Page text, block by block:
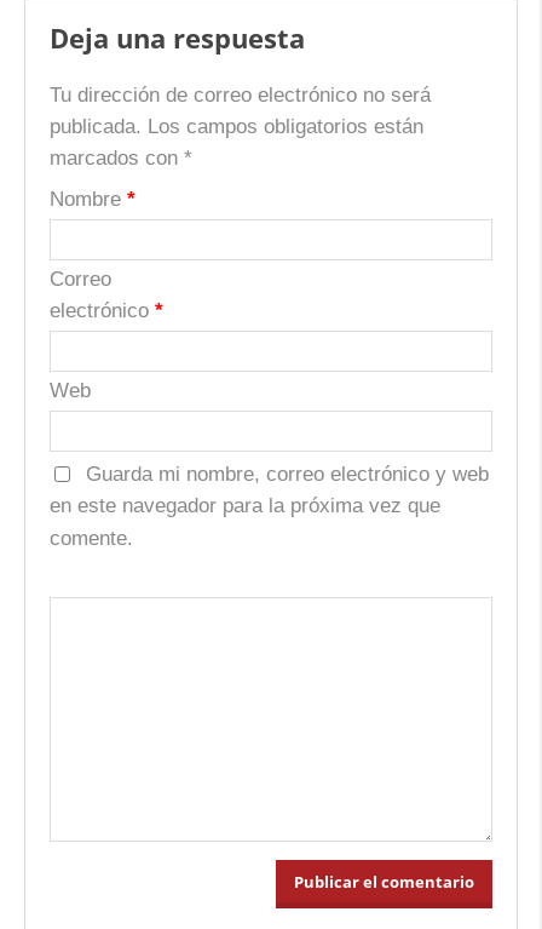
Deja una respuesta
Tu dirección de correo electrónico no será
publicada. Los campos obligatorios están
marcados con *
Nombre *
Correo
electrónico *
Web
Guarda mi nombre, correo electrónico y web
en este navegador para la próxima vez que
comente.